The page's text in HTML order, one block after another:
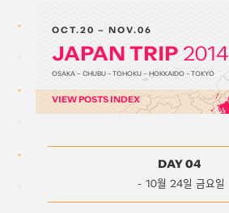
OCT.20 – NOV.06
JAPAN TRIP 2014
OSAKA – CHUBU – TOHOKU – HOKKAIDO – TOKYO
VIEW POSTS INDEX
DAY 04
10월 24일 금요일